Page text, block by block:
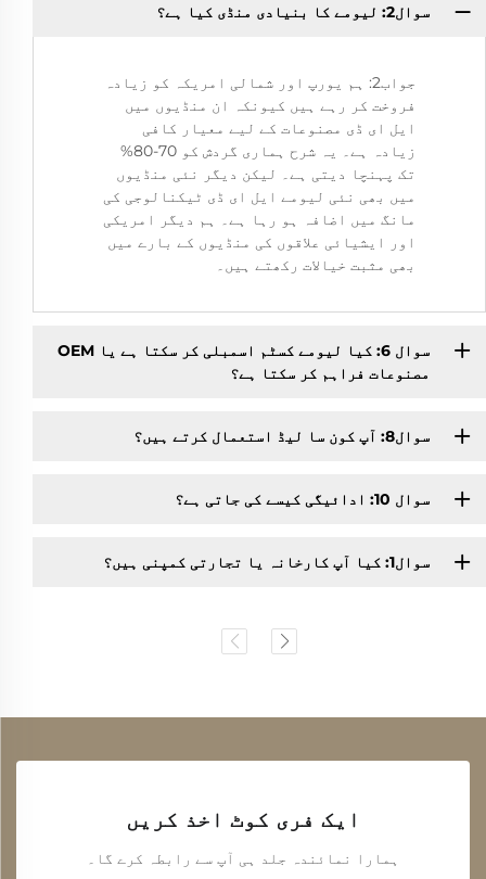
سوال2: لیومے کا بنیادی منڈی کیا ہے؟
جواب2: ہم یورپ اور شمالی امریکہ کو زیادہ
فروخت کر رہے ہیں کیونکہ ان منڈیوں میں
ایل ای ڈی مصنوعات کے لیے معیار کافی
زیادہ ہے۔ یہ شرح ہماری گردش کو 70-80%
تک پہنچا دیتی ہے۔ لیکن دیگر نئی منڈیوں
میں بھی نئی لیومے ایل ای ڈی ٹیکنالوجی کی
مانگ میں اضافہ ہو رہا ہے۔ ہم دیگر امریکی
اور ایشیائی علاقوں کی منڈیوں کے بارے میں
بھی مثبت خیالات رکھتے ہیں۔
سوال 6: کیا لیومے کسٹم اسمبلی کر سکتا ہے یا OEM
مصنوعات فراہم کر سکتا ہے؟
سوال8: آپ کون سا لیڈ استعمال کرتے ہیں؟
سوال 10: ادائیگی کیسے کی جاتی ہے؟
سوال1: کیا آپ کارخانہ یا تجارتی کمپنی ہیں؟
ایک فری کوٹ اخذ کریں
ہمارا نمائندہ جلد ہی آپ سے رابطہ کرے گا۔